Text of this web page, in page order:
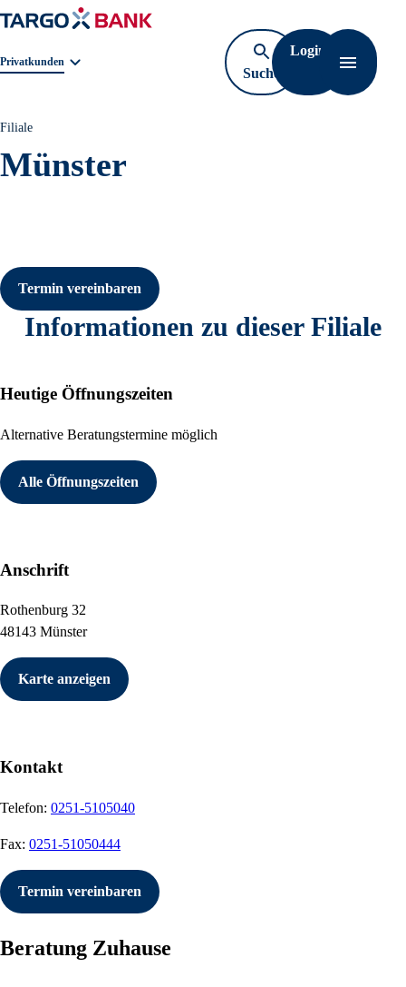
Geschäftsbereichnavigation. Aktuelle Auswahl:
Privatkunden
Suche
öffnen
Login
Filiale
Münster
Termin vereinbaren
Informationen zu dieser Filiale
Heutige Öffnungszeiten
Alternative Beratungstermine möglich
Alle Öffnungszeiten
Anschrift
Rothenburg 32
48143 Münster
Karte anzeigen
Kontakt
Telefon: 0251-5105040
Fax: 0251-51050444
Termin vereinbaren
Beratung Zuhause